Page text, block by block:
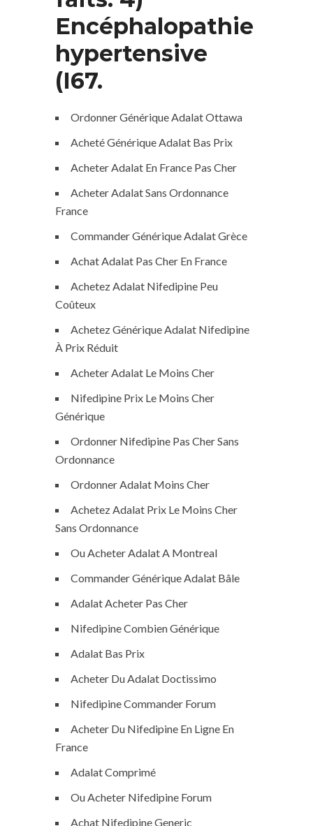
Encéphalopathie
hypertensive
(I67.
Ordonner Générique Adalat Ottawa
Acheté Générique Adalat Bas Prix
Acheter Adalat En France Pas Cher
Acheter Adalat Sans Ordonnance
France
Commander Générique Adalat Grèce
Achat Adalat Pas Cher En France
Achetez Adalat Nifedipine Peu
Coûteux
Achetez Générique Adalat Nifedipine
À Prix Réduit
Acheter Adalat Le Moins Cher
Nifedipine Prix Le Moins Cher
Générique
Ordonner Nifedipine Pas Cher Sans
Ordonnance
Ordonner Adalat Moins Cher
Achetez Adalat Prix Le Moins Cher
Sans Ordonnance
Ou Acheter Adalat A Montreal
Commander Générique Adalat Bâle
Adalat Acheter Pas Cher
Nifedipine Combien Générique
Adalat Bas Prix
Acheter Du Adalat Doctissimo
Nifedipine Commander Forum
Acheter Du Nifedipine En Ligne En
France
Adalat Comprimé
Ou Acheter Nifedipine Forum
Achat Nifedipine Generic